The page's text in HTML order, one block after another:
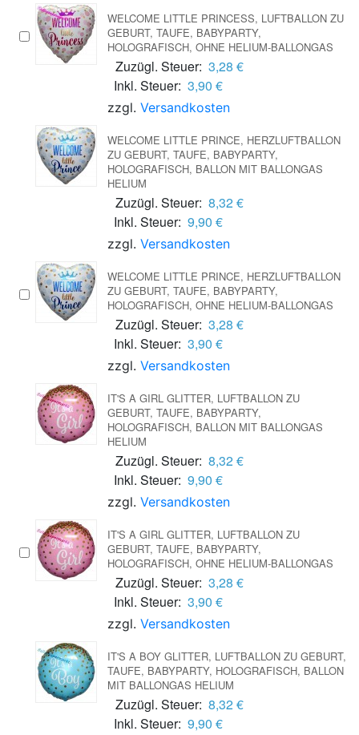
WELCOME LITTLE PRINCESS, LUFTBALLON ZU
GEBURT, TAUFE, BABYPARTY,
HOLOGRAFISCH, OHNE HELIUM-BALLONGAS
Zuzügl. Steuer: 3,28 €
Inkl. Steuer: 3,90 €
zzgl. Versandkosten
WELCOME LITTLE PRINCE, HERZLUFTBALLON
ZU GEBURT, TAUFE, BABYPARTY,
HOLOGRAFISCH, BALLON MIT BALLONGAS
HELIUM
Zuzügl. Steuer: 8,32 €
Inkl. Steuer: 9,90 €
zzgl. Versandkosten
WELCOME LITTLE PRINCE, HERZLUFTBALLON
ZU GEBURT, TAUFE, BABYPARTY,
HOLOGRAFISCH, OHNE HELIUM-BALLONGAS
Zuzügl. Steuer: 3,28 €
Inkl. Steuer: 3,90 €
zzgl. Versandkosten
IT'S A GIRL GLITTER, LUFTBALLON ZU
GEBURT, TAUFE, BABYPARTY,
HOLOGRAFISCH, BALLON MIT BALLONGAS
HELIUM
Zuzügl. Steuer: 8,32 €
Inkl. Steuer: 9,90 €
zzgl. Versandkosten
IT'S A GIRL GLITTER, LUFTBALLON ZU
GEBURT, TAUFE, BABYPARTY,
HOLOGRAFISCH, OHNE HELIUM-BALLONGAS
Zuzügl. Steuer: 3,28 €
Inkl. Steuer: 3,90 €
zzgl. Versandkosten
IT'S A BOY GLITTER, LUFTBALLON ZU GEBURT,
TAUFE, BABYPARTY, HOLOGRAFISCH, BALLON
MIT BALLONGAS HELIUM
Zuzügl. Steuer: 8,32 €
Inkl. Steuer: 9,90 €